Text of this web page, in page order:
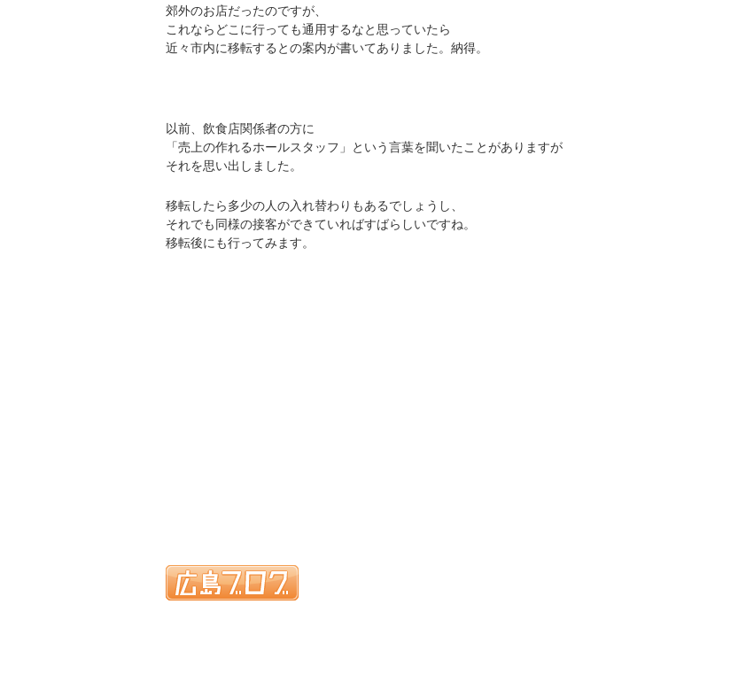
郊外のお店だったのですが、
これならどこに行っても通用するなと思っていたら
近々市内に移転するとの案内が書いてありました。納得。
以前、飲食店関係者の方に
「売上の作れるホールスタッフ」という言葉を聞いたことがありますが
それを思い出しました。
移転したら多少の人の入れ替わりもあるでしょうし、
それでも同様の接客ができていればすばらしいですね。
移転後にも行ってみます。